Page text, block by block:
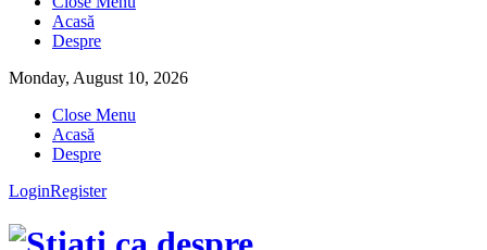
Acasă
Despre
Monday, August 10, 2026
Close Menu
Acasă
Despre
LoginRegister